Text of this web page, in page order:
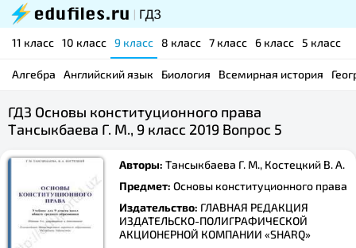
11 класс 10 класс 9 класс 8 класс 7 класс 6 класс 5 класс
Алгебра Английский язык Биология Всемирная история
ГДЗ Основы конституционного права
Тансыкбаева Г. М., 9 класс 2019 Вопрос 5
Авторы: Тансыкбаева Г. М., Костецкий В. А.
Предмет: Основы конституционного права
Издательство: ГЛАВНАЯ РЕДАКЦИЯ
ИЗДАТЕЛЬСКО-ПОЛИГРАФИЧЕСКОЙ
АКЦИОНЕРНОЙ КОМПАНИИ «SHARQ»